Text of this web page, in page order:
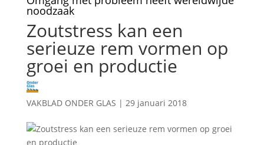
noodzaak
Zoutstress kan een
serieuze rem vormen op
groei en productie
VAKBLAD ONDER GLAS | 29 januari 2018